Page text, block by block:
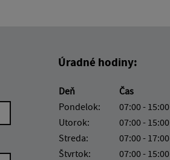
Úradné hodiny:
Deň
Čas
Pondelok:
07:00 - 15:00
Utorok:
07:00 - 15:00
Streda:
07:00 - 17:00
Štvrtok:
07:00 - 15:00